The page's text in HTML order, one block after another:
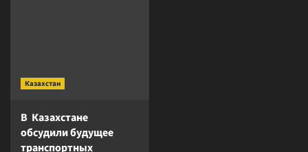
Казахстан
В Казахстане
обсудили будущее
транспортных